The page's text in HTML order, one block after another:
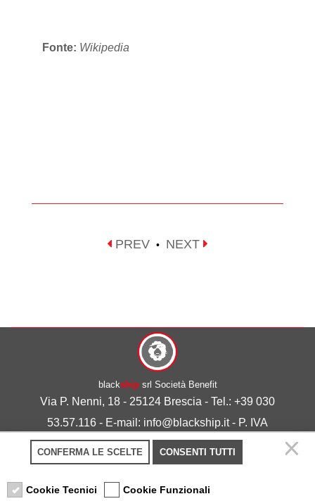
Fonte: Wikipedia
PREV • NEXT
blackshipsrl Società Benefit
Via P. Nenni, 18 - 25124 Brescia - Tel.: +39 030
53.57.116 - E-mail: info@blackship.it - P. IVA
03492980986
Privacy policy-Cookie policy
CONFERMA LE SCELTE CONSENTI TUTTI
Cookie Tecnici Cookie Funzionali